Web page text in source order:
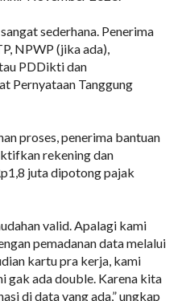
sederhana. Penerima
NPWP (jika ada),
PDDikti dan
Pernyataan Tanggung
proses, penerima bantuan
rekening dan
juta dipotong pajak
valid. Apalagi kami
pemadanan data melalui
kartu pra kerja, kami
gak ada double. Karena kita
di data yang ada,” ungkap